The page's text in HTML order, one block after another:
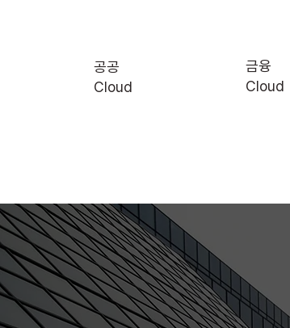
공공
​Cloud
금융
​Cloud